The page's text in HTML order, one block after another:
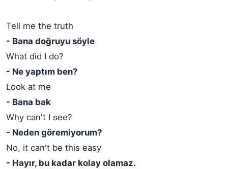
Tell me the truth
- Bana doğruyu söyle
What did I do?
- Ne yaptım ben?
Look at me
- Bana bak
Why can't I see?
- Neden göremiyorum?
No, it can't be this easy
- Hayır, bu kadar kolay olamaz.